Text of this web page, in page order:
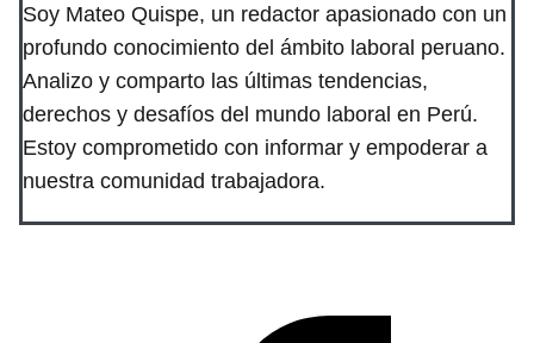
Soy Mateo Quispe, un redactor apasionado con un
profundo conocimiento del ámbito laboral peruano.
Analizo y comparto las últimas tendencias,
derechos y desafíos del mundo laboral en Perú.
Estoy comprometido con informar y empoderar a
nuestra comunidad trabajadora.